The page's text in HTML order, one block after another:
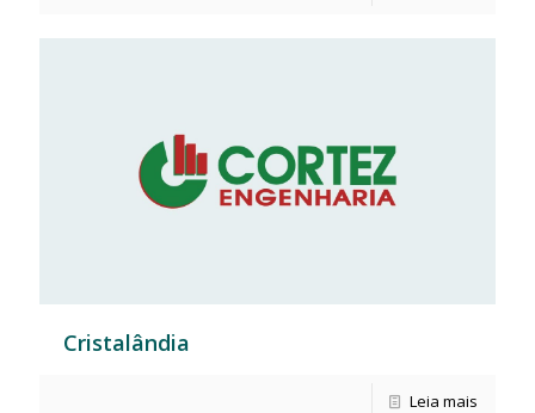
Cristalândia
Leia mais